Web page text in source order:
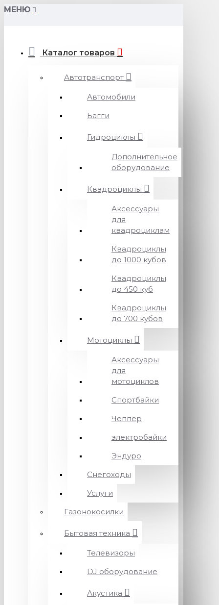
МЕНЮ
Каталог товаров
Автотранспорт
Автомобили
Багги
Гидроциклы
Дополнительное
оборудование
Квадроциклы
Аксессуары
для
квадроциклам
Квадроциклы
до 1000 кубов
Квадроциклы
до 450 куб
Квадроциклы
до 700 кубов
Мотоциклы
Аксессуары
для
мотоциклов
Спортбайки
Чеппер
электробайки
Эндуро
Снегоходы
Услуги
Газонокосилки
Бытовая техника
Телевизоры
DJ оборудование
Акустика